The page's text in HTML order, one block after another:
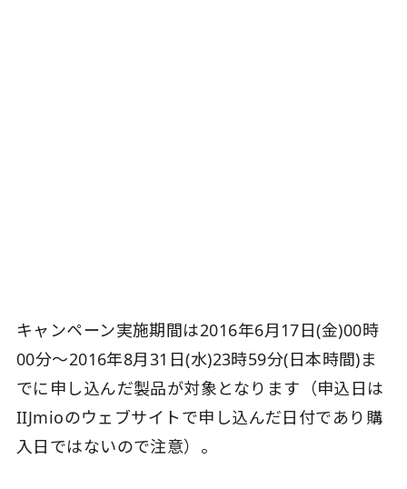
キャンペーン実施期間は2016年6月17日(金)00時
00分～2016年8月31日(水)23時59分(日本時間)ま
でに申し込んだ製品が対象となります（申込日は
IIJmioのウェブサイトで申し込んだ日付であり購
入日ではないので注意）。